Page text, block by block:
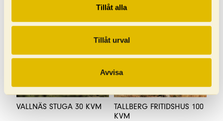
Tillåt alla
Tillåt urval
Avvisa
2 3 4 5 6
VALLNÄS STUGA 30 KVM
TALLBERG FRITIDSHUS 100
KVM